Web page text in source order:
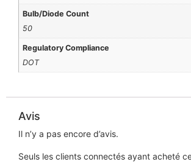
Bulb/Diode Count
50
Regulatory Compliance
DOT
Avis
Il n’y a pas encore d’avis.
Seuls les clients connectés ayant acheté